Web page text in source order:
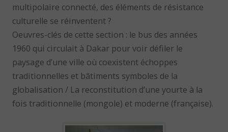
multipolaire connecté, des éléments de résistance
culturelle se réinventent ?
Oeuvres-clés de cette section : le bus des années
1960 qui circulait à Dakar pour voir défiler le
paysage d’une ville où coexistent échoppes
traditionnelles et bâtiments symboles de la
globalisation / La reconstitution d’une yourte à la
fois traditionnelle (mongole) et moderne (française).